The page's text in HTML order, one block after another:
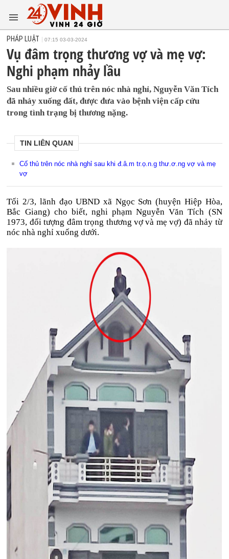
PHÁP LUẬT 07:15 03-03-2024
Vụ đâm trọng thương vợ và mẹ vợ:
Nghi phạm nhảy lầu
Sau nhiều giờ cố thủ trên nóc nhà nghỉ, Nguyễn Văn Tích
đã nhảy xuống đất, được đưa vào bệnh viện cấp cứu
trong tình trạng bị thương nặng.
TIN LIÊN QUAN
Cố thủ trên nóc nhà nghỉ sau khi đ.â.m tr.ọ.n.g thư.ơ.ng vợ và mẹ
vợ
Tối 2/3, lãnh đạo UBND xã Ngọc Sơn (huyện Hiệp Hòa,
Bắc Giang) cho biết, nghi phạm Nguyễn Văn Tích (SN
1973, đối tượng đâm trọng thương vợ và mẹ vợ) đã nhảy từ
nóc nhà nghỉ xuống dưới.